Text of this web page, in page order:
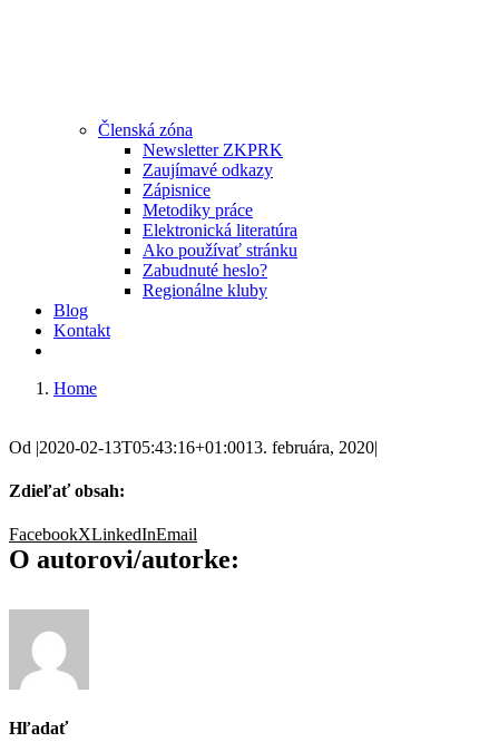
Členská zóna
Newsletter ZKPRK
Zaujímavé odkazy
Zápisnice
Metodiky práce
Elektronická literatúra
Ako používať stránku
Zabudnuté heslo?
Regionálne kluby
Blog
Kontakt
Home
Od |2020-02-13T05:43:16+01:0013. februára, 2020|
Zdieľať obsah:
FacebookXLinkedInEmail
O autorovi/autorke:
Hľadať